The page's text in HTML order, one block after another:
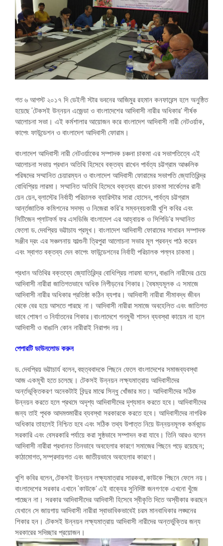
গত ৬ আগস্ট ২০১৭ দি ডেইলী স্টার ভবনের আজিমুর রহমান কনফারেন্স হলে অনুষ্ঠিত
হয়েছে ‘টেকসই উন্নয়ন এজেন্ডা ও বাংলাদেশের আদিবাসী নারীর অধিকার’ শীর্ষক
আলোচনা সভা। এই কর্মশালার আয়োজন করে বাংলাদেশ আদিবাসী নারী নেটওর্য়াক,
কাপেং ফাউন্ডেশন ও বাংলাদেশ আদিবাসী ফোরাম।
বাংলাদেশ আদিবাসী নারী নেটওর্য়াকের সম্পাদক চঞ্চনা চাকমা এর সভাপতিত্বে এই
আলোচনা সভায় প্রধান অতিথি হিসেবে বক্তব্য রাখেন পার্বত্য চট্টগ্রাম আঞ্চলিক
পরিষদের সম্মানিত চেয়ারম্যন ও বাংলাদেশ আদিবাসী ফোরামের সভাপতি জ্যোতিরিন্দ্র
বোধিপ্রিয় লারমা। সম্মানিত অতিথি হিসেবে বক্তব্য রাখেন চাকমা সার্কেলের রানী
য়েন য়েন, ব্লাস্টের নির্বাহী পরিচালক ব্যারিস্টার সারা হোসেন, পার্বত্য চট্টগ্রাম
আর্ন্তজাতিক কমিশনের সদস্য ও নিজেরা করি’র সম্বন্বয়কারী খুশি কবির এবং
সিটিজেন প্লাটফর্ম ফর এসডিজি বাংলাদেশ এর আহ্বায়ক ও সিপিডি’র সম্মানিত
ফেলো ড. দেবপ্রিয় ভট্টাচায প্রমূখ। বাংলাদেশ আদিবাসী ফোরামের সাধারন সম্পাদক
সঞ্জীব দ্রং এর সঞ্চলনায় ফাল্গুনী ত্রিপুরা আলোচনা সভার মূল প্রবন্ধ পাঠ করেন
এবং স্বাগত বক্তব্য দেন কাপেং ফাউন্ডেশনের নির্বাহী পরিচালক পল্লব চাকমা।
প্রধান অতিথির বক্তব্যে জ্যোতিরিন্দ্র বোধিপ্রিয় লারমা বলেন, বাঙালি নারীদের চেয়ে
আদিবাসী নারীরা জাতিগতভাবে অধিক নিপীড়নের শিকার। বৈষম্যমূলক এ সমাজে
আদিবাসী নারীর অধিকার প্রতিষ্ঠা কঠিন ব্যপার। আদিবাসী নারীরা সীমাবদ্ধ জীবন
থেকে বের হয়ে আসতে পারছে না। আদিবাসী নারীরা সমাজে অবহেলিত এবং জাতিগত
ভাবে শোষণ ও নির্যাতনের শিকার।বাংলাদেশে গনমুখী শাসন ব্যবস্থা কায়েম না হলে
আদিবাসী ও বাঙালি কোন নারীরাই নিরাপদ নয়।
পেপারটি ডাউনলোড করুন
ড. দেবপ্রিয় ভট্টাচার্য বলেন, বহুত্ববাদকে পিছনে ফেলে বাংলাদেশের সমাজব্যবস্থা
আজ একমূখী হতে চলেছে। টেকসই উন্নয়ন লক্ষ্যমাত্রায় আদিবাসীদের
অর্ন্তভূক্তিকরণ অনেকটাই বিন্দুর মাঝে সিন্ধু খোঁজার মত। আদিবাসীদের সঠিক
উন্নয়ন করতে হলে প্রথমে অদৃশ্য আদিবাসীদের দৃশ্যমান করতে হবে। আদিবাসীদের
জন্য তাই পৃথক আদমশুমারীর ব্যবস্থা সরকারকে করতে হবে। আদিবাসীদের নাগরিক
অধিকার তাহলেই নিশ্চিত হবে এবং সঠিক তথ্য উপাত্ত নিয়ে উন্নয়নমূলক কর্মকান্ড
সরকারি এবং বেসরকারি পর্যায়ে করা সুষ্ঠভাবে সম্পাদন করা যাবে। তিনি আরও বলেন
আদিবাসী নারীরা প্রধানত তিনভাবে অবহেলার কারণে সমাজের পিছনে পড়ে রয়েছেন;
কাঠামোগত, সম্প্রদায়গত এবং জাতীয়ভাবে অবহেলার কারণে।
খুশি কবির বলেন, টেকসই উন্নয়ন লক্ষ্যমাত্রার সারকথা, কাউকে পিছনে ফেলে নয়।
বাংলাদেশের সরকার এখানে ‘কাউকে’ এই বাক্যের সুনিদিষ্ট জনগণকে এখনো খুঁজে
পাচ্ছেন না। সরকার আদিবাসীদের আদিবাসী হিসেবে স্বীকৃতি দিতে অস্বীকার করছেন
যেখানে সে জায়গায় আদিবাসী নারীরা স্বাভাবিকভাবেই চরম মানবাধিকার লঙ্ঘনের
শিকার হন। টেকসই উন্নয়ন লক্ষ্যমাত্রায় আদিবাসী নারীদের অন্তর্ভুক্তির জন্য
সরকারের সদিচ্ছার প্রয়োজন।